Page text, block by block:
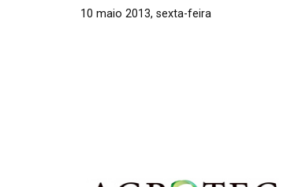
10 maio 2013, sexta-feira